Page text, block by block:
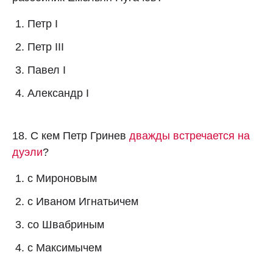
Петр I
Петр III
Павел I
Александр I
18. С кем Петр Гринев дважды встречается на
дуэли?
с Мироновым
с Иваном Игнатьичем
со Швабриным
с Максимычем